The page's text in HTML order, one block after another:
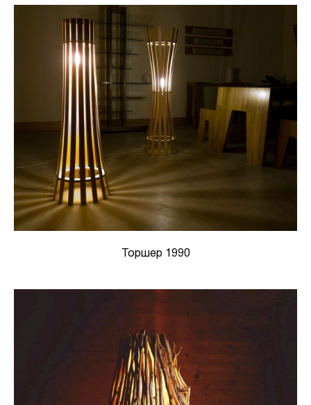
Торшер 1990